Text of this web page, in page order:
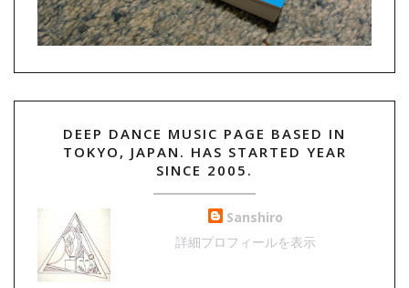
DEEP DANCE MUSIC PAGE BASED IN
TOKYO, JAPAN. HAS STARTED YEAR
SINCE 2005.
Sanshiro
詳細プロフィールを表示